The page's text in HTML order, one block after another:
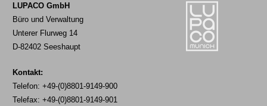
LUPACO GmbH
Büro und Verwaltung
Unterer Flurweg 14
D-82402 Seeshaupt
Kontakt:
Telefon: +49-(0)8801-9149-900
Telefax: +49-(0)8801-9149-901